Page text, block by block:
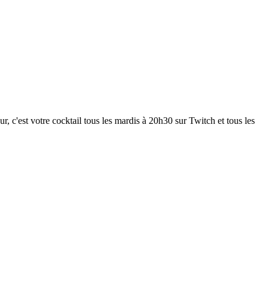
c'est votre cocktail tous les mardis à 20h30 sur Twitch et tous les